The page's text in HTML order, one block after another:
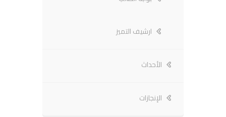
ارشيف التميز
الأحداث
الإنجازات